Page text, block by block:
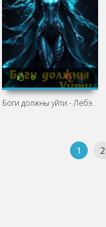
0 0
Боги должны уйти - Лебэл Дан
1 2